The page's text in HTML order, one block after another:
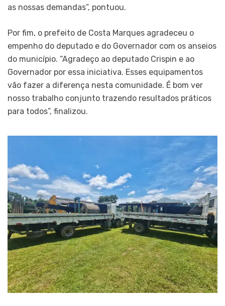
as nossas demandas”, pontuou.
Por fim, o prefeito de Costa Marques agradeceu o
empenho do deputado e do Governador com os anseios
do município. “Agradeço ao deputado Crispin e ao
Governador por essa iniciativa. Esses equipamentos
vão fazer a diferença nesta comunidade. É bom ver
nosso trabalho conjunto trazendo resultados práticos
para todos”, finalizou.